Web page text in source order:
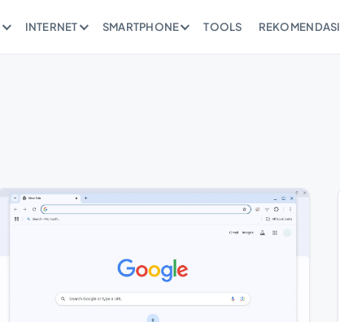
INTERNET SMARTPHONE TOOLS REKOMENDASI